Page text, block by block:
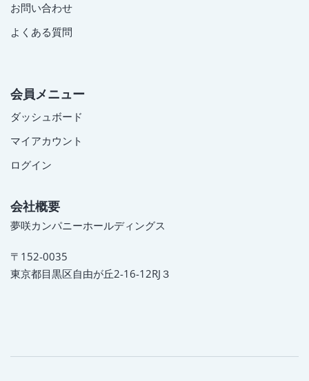
お問い合わせ
よくある質問
会員メニュー
ダッシュボード
マイアカウント
ログイン
会社概要
夢咲カンパニーホールディングス
〒152-0035
東京都目黒区自由が丘2-16-12RJ３